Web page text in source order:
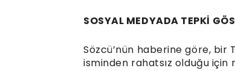
SOSYAL MEDYADA TEPKİ
Sözcü’nün haberine göre, bir
isminden rahatsız olduğu için